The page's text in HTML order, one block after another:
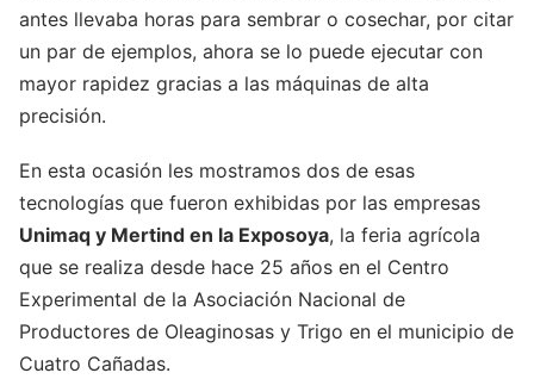
antes llevaba horas para sembrar o cosechar, por citar
un par de ejemplos, ahora se lo puede ejecutar con
mayor rapidez gracias a las máquinas de alta
precisión.
En esta ocasión les mostramos dos de esas
tecnologías que fueron exhibidas por las empresas
Unimaq y Mertind en la Exposoya, la feria agrícola
que se realiza desde hace 25 años en el Centro
Experimental de la Asociación Nacional de
Productores de Oleaginosas y Trigo en el municipio de
Cuatro Cañadas.